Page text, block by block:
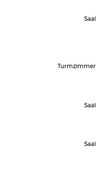
Saal
Turmzimmer
Saal
Saal